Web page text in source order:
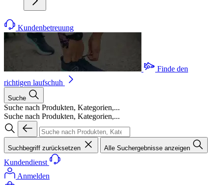
Kundenbetreuung
Finde den
richtigen laufschuh
Suche
Suche nach Produkten, Kategorien,...
Suche nach Produkten, Kategorien,...
Suchbegriff zurücksetzen Alle Suchergebnisse anzeigen
Kundendienst
Anmelden